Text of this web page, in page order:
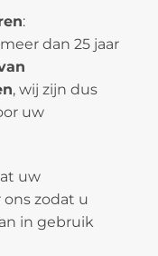
:
dan 25 jaar
, wij zijn dus
uw
uw
ons zodat u
in gebruik